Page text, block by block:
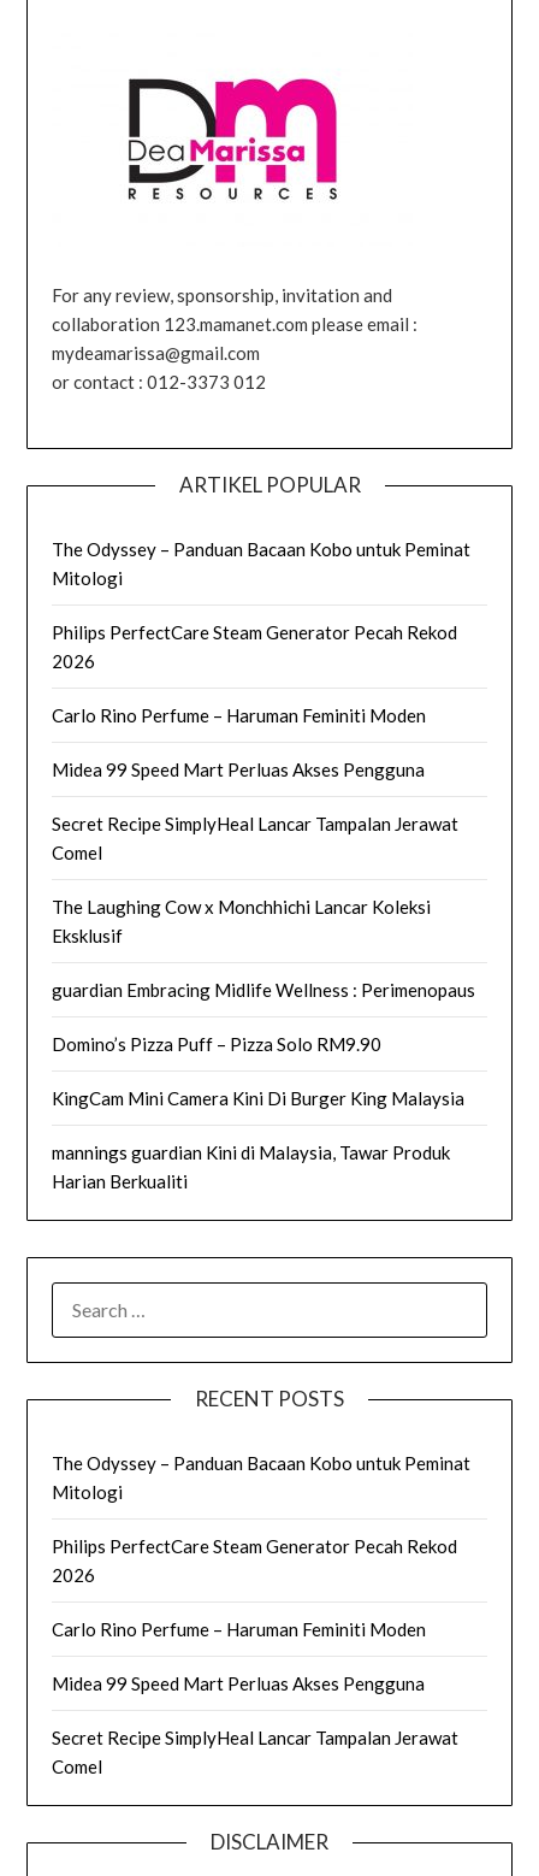
For any review, sponsorship, invitation and
collaboration 123.mamanet.com please email :
mydeamarissa@gmail.com
or contact : 012-3373 012
ARTIKEL POPULAR
The Odyssey – Panduan Bacaan Kobo untuk Peminat
Mitologi
Philips PerfectCare Steam Generator Pecah Rekod
2026
Carlo Rino Perfume – Haruman Feminiti Moden
Midea 99 Speed Mart Perluas Akses Pengguna
Secret Recipe SimplyHeal Lancar Tampalan Jerawat
Comel
The Laughing Cow x Monchhichi Lancar Koleksi
Eksklusif
guardian Embracing Midlife Wellness : Perimenopaus
Domino’s Pizza Puff – Pizza Solo RM9.90
KingCam Mini Camera Kini Di Burger King Malaysia
mannings guardian Kini di Malaysia, Tawar Produk
Harian Berkualiti
FOR:
RECENT POSTS
The Odyssey – Panduan Bacaan Kobo untuk Peminat
Mitologi
Philips PerfectCare Steam Generator Pecah Rekod
2026
Carlo Rino Perfume – Haruman Feminiti Moden
Midea 99 Speed Mart Perluas Akses Pengguna
Secret Recipe SimplyHeal Lancar Tampalan Jerawat
Comel
DISCLAIMER